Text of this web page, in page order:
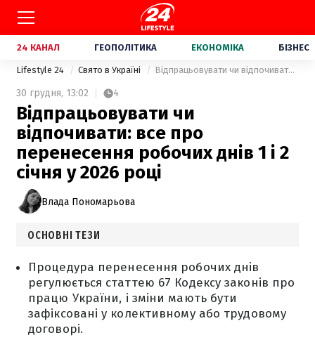
24 КАНАЛ ГЕОПОЛІТИКА ЕКОНОМІКА БІЗНЕС
Lifestyle 24 Свято в Україні Відпрацьовувати чи відпочивати: все про перенесення робочих днів 1 і 2 січня у 2026 році
30 грудня, 13:02 4
Відпрацьовувати чи
відпочивати: все про
перенесення робочих днів 1 і 2
січня у 2026 році
Влада Пономарьова
ОСНОВНІ ТЕЗИ
Процедура перенесення робочих днів
регулюється статтею 67 Кодексу законів про
працю України, і зміни мають бути
зафіксовані у колективному або трудовому
договорі.